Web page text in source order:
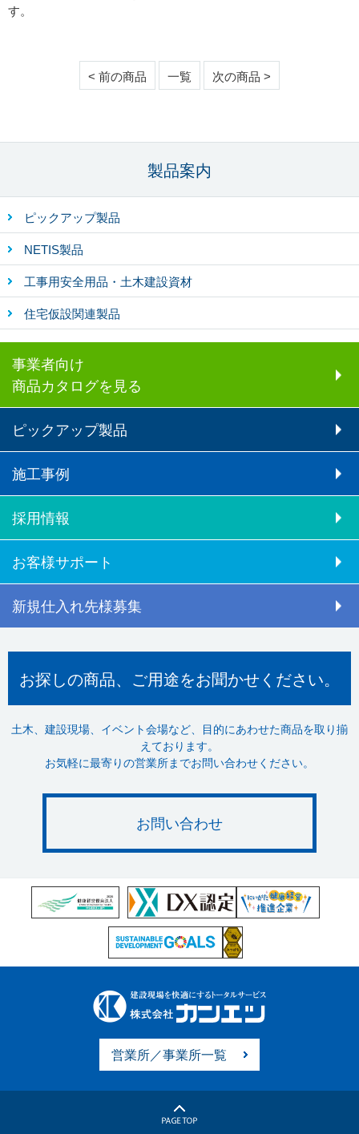
す。
< 前の商品 一覧 次の商品 >
製品案内
ピックアップ製品
NETIS製品
工事用安全用品・土木建設資材
住宅仮設関連製品
事業者向け
商品カタログを見る
ピックアップ製品
施工事例
採用情報
お客様サポート
新規仕入れ先様募集
お探しの商品、ご用途をお聞かせください。
土木、建設現場、イベント会場など、目的にあわせた商品を取り揃
えております。
お気軽に最寄りの営業所までお問い合わせください。
お問い合わせ
営業所／事業所一覧